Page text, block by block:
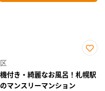
り登
録
付き・綺麗なお風呂！札幌駅
マンスリーマンション